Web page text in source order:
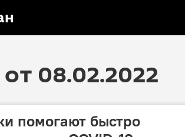
08.02.2022
помогают быстро